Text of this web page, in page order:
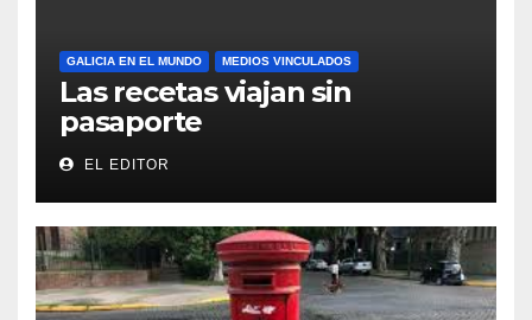
GALICIA EN EL MUNDO MEDIOS VINCULADOS
Las recetas viajan sin
pasaporte
EL EDITOR